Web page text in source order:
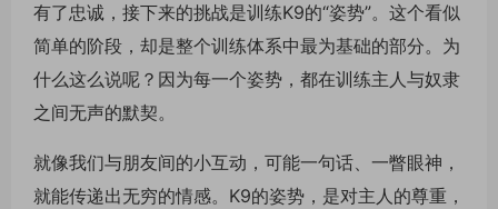
有了忠诚，接下来的挑战是训练K9的“姿势”。这个看似
简单的阶段，却是整个训练体系中最为基础的部分。为
什么这么说呢？因为每一个姿势，都在训练主人与奴隶
之间无声的默契。
就像我们与朋友间的小互动，可能一句话、一瞥眼神，
就能传递出无穷的情感。K9的姿势，是对主人的尊重，